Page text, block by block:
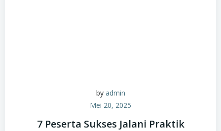
by admin
Mei 20, 2025
7 Peserta Sukses Jalani Praktik